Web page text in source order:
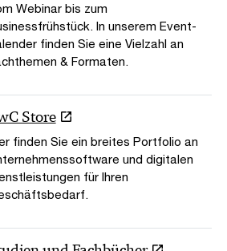
Webinar bis zum
In unserem Event-
finden Sie eine Vielzahl an
& Formaten.
Store
finden Sie ein breites Portfolio an
und digitalen
für Ihren